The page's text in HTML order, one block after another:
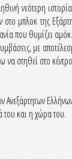
νεότερη
μπλοκ της
που θυμίζει
με
στηθεί στο
του και η χώρα του.